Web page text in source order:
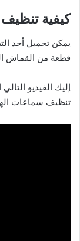
كيفية
يمكن تحميل أحد
قطعة من القماش
إليك الفيديو
تنظيف سماعات